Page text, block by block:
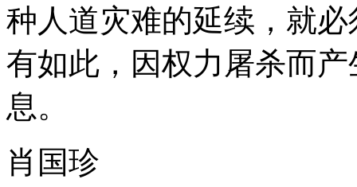
种人道灾难的延续，就
有如此，因权力屠杀而
息。
肖国珍